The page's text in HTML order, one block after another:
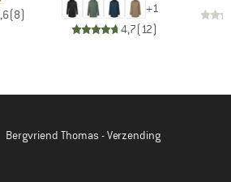
(8) +1
4,7(12)
Bergvriend Thomas - Verzending